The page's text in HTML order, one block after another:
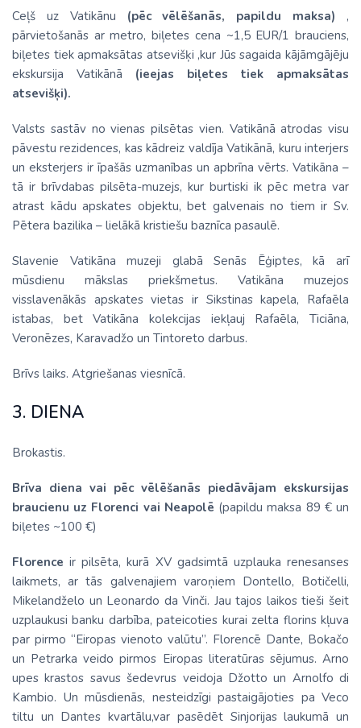
Ceļš uz Vatikānu (pēc vēlēšanās, papildu maksa) ,
pārvietošanās ar metro, biļetes cena ~1,5 EUR/1 brauciens,
biļetes tiek apmaksātas atsevišķi ,kur Jūs sagaida kājāmgājēju
ekskursija Vatikānā (ieejas biļetes tiek apmaksātas
atsevišķi).
Valsts sastāv no vienas pilsētas vien. Vatikānā atrodas visu
pāvestu rezidences, kas kādreiz valdīja Vatikānā, kuru interjers
un eksterjers ir īpašās uzmanības un apbrīna vērts. Vatikāna –
tā ir brīvdabas pilsēta-muzejs, kur burtiski ik pēc metra var
atrast kādu apskates objektu, bet galvenais no tiem ir Sv.
Pētera bazilika – lielākā kristiešu baznīca pasaulē.
Slavenie Vatikāna muzeji glabā Senās Ēģiptes, kā arī
mūsdienu mākslas priekšmetus. Vatikāna muzejos
visslavenākās apskates vietas ir Sikstinas kapela, Rafaēla
istabas, bet Vatikāna kolekcijas iekļauj Rafaēla, Ticiāna,
Veronēzes, Karavadžo un Tintoreto darbus.
Brīvs laiks. Atgriešanas viesnīcā.
3. DIENA
Brokastis.
Brīva diena vai pēc vēlēšanās piedāvājam ekskursijas
braucienu uz Florenci vai Neapolē (papildu maksa 89 € un
biļetes ~100 €)
Florence ir pilsēta, kurā XV gadsimtā uzplauka renesanses
laikmets, ar tās galvenajiem varoņiem Dontello, Botičelli,
Mikelandželo un Leonardo da Vinči. Jau tajos laikos tieši šeit
uzplaukusi banku darbība, pateicoties kurai zelta florins kļuva
par pirmo “Eiropas vienoto valūtu”. Florencē Dante, Bokačo
un Petrarka veido pirmos Eiropas literatūras sējumus. Arno
upes krastos savus šedevrus veidoja Džotto un Arnolfo di
Kambio. Un mūsdienās, nesteidzīgi pastaigājoties pa Veco
tiltu un Dantes kvartālu,var pasēdēt Sinjorijas laukumā un